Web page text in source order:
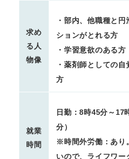
求め
る人
物像
・部内、他職種と
ションがとれる方
・学習意欲のある方
・薬剤師としての
方
就業
時間
日勤：8時45分～17
分）
※時間外労働：あり
いので、ライフワー